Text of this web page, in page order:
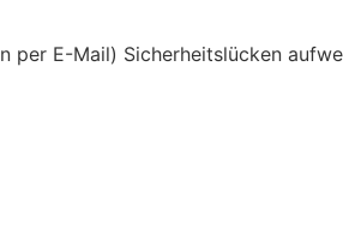
E-Mail) Sicherheitslücken